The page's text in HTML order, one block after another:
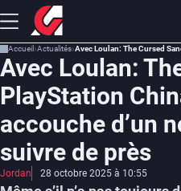
Accueil Actualités
Avec Loulan:
PlayStation
accouche d’un
suivre de près
Jordan 28 octobre 2025 à 10:55